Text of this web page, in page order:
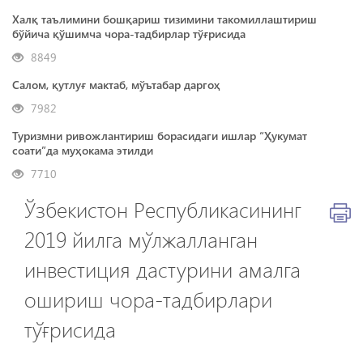
Халқ таълимини бошқариш тизимини такомиллаштириш
бўйича қўшимча чора-тадбирлар тўғрисида
8849
Салом, қутлуғ мактаб, мўътабар даргоҳ
7982
Туризмни ривожлантириш борасидаги ишлар “Ҳукумат
соати”да муҳокама этилди
7710
Ўзбекистон Республикасининг
2019 йилга мўлжалланган
инвестиция дастурини амалга
ошириш чора-тадбирлари
тўғрисида